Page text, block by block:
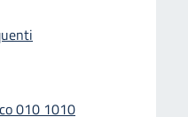
010 1010